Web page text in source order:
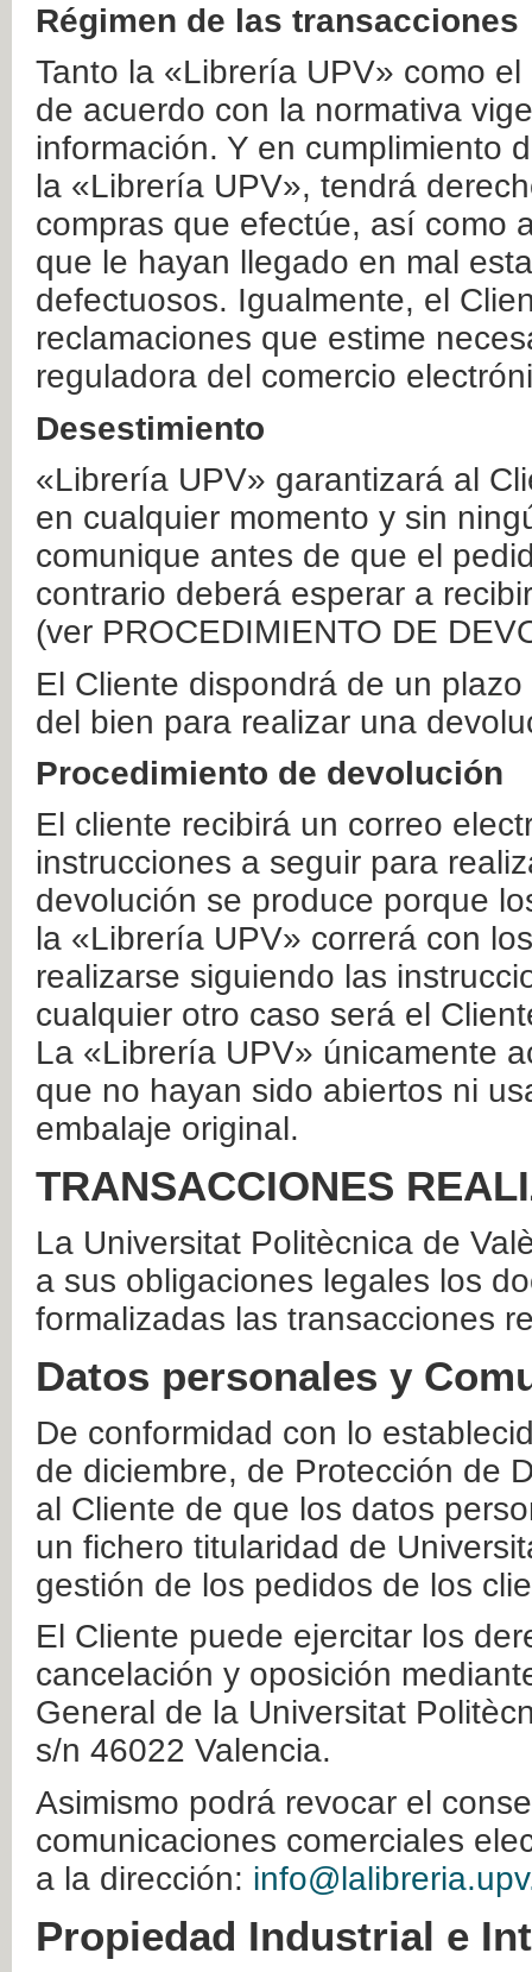
Régimen de las transacciones
Tanto la «Librería UPV» como
de acuerdo con la normativa
información. Y en cumplimiento
la «Librería UPV», tendrá
compras que efectúe, así como
que le hayan llegado en mal
defectuosos. Igualmente, el
reclamaciones que estime
reguladora del comercio
Desestimiento
«Librería UPV» garantizará al
en cualquier momento y sin
comunique antes de que el
contrario deberá esperar a
(ver PROCEDIMIENTO DE
El Cliente dispondrá de un
del bien para realizar una
Procedimiento de devolución
El cliente recibirá un correo
instrucciones a seguir para
devolución se produce porque
la «Librería UPV» correrá con
realizarse siguiendo las
cualquier otro caso será el
La «Librería UPV» únicamente
que no hayan sido abiertos ni
embalaje original.
TRANSACCIONES
La Universitat Politècnica de
a sus obligaciones legales los
formalizadas las transacciones
Datos personales y
De conformidad con lo
de diciembre, de Protección de
al Cliente de que los datos
un fichero titularidad de
gestión de los pedidos de los
El Cliente puede ejercitar los
cancelación y oposición
General de la Universitat
s/n 46022 Valencia.
Asimismo podrá revocar el
comunicaciones comerciales
a la dirección:
Propiedad Industrial e